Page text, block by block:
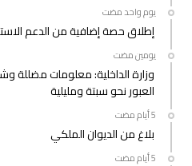
‫‫‫‏‫يوم واحد مضت‬
إطلاق حصة إضافية من الدعم
‫‫‫‏‫يومين مضت‬
وزارة الداخلية: معلومات مضللة
العبور نحو سبتة ومليلية
بلاغ من الديوان الملكي